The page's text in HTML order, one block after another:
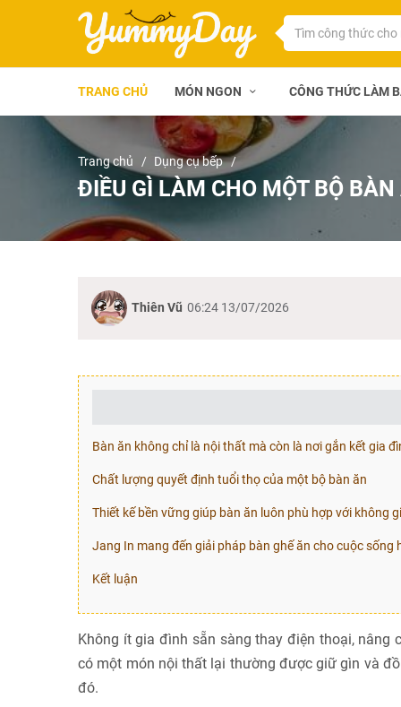
TRANG CHỦ MÓN NGON CÔNG THỨC LÀM
Trang chủ Dụng cụ bếp
ĐIỀU GÌ LÀM CHO MỘT BỘ
Thiên Vũ 06:24 13/07/2026
Bàn ăn không chỉ là nội thất mà còn là nơi gắn kết gia
Chất lượng quyết định tuổi thọ của một bộ bàn ăn
Thiết kế bền vững giúp bàn ăn luôn phù hợp với không
Jang In mang đến giải pháp bàn ghế ăn cho cuộc sống
Kết luận
Không ít gia đình sẵn sàng thay điện thoại,
có một món nội thất lại thường được giữ gìn và
đó.